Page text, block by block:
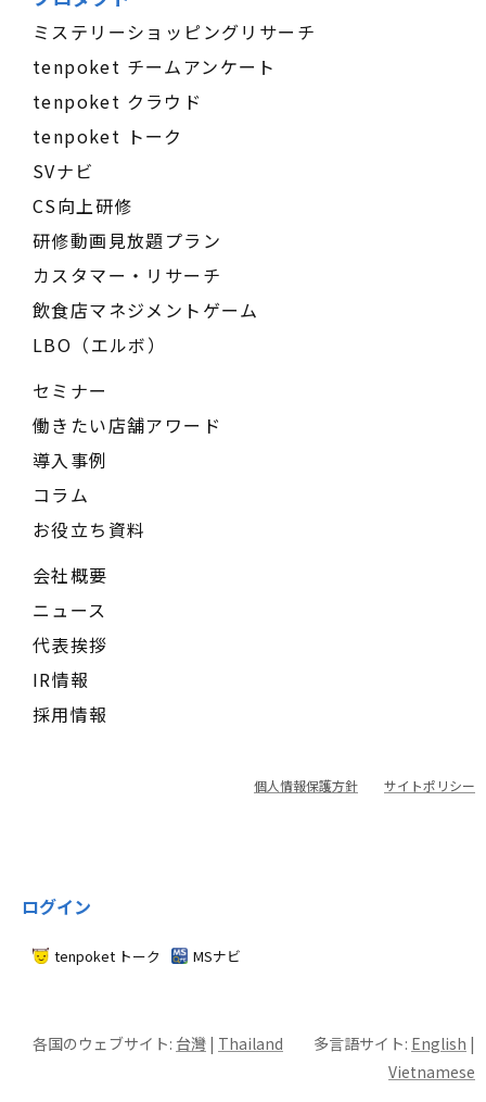
ミステリーショッピングリサーチ
tenpoket チームアンケート
tenpoket クラウド
tenpoket トーク
SVナビ
CS向上研修
研修動画見放題プラン
カスタマー・リサーチ
飲食店マネジメントゲーム
LBO（エルボ）
セミナー
働きたい店舗アワード
導入事例
コラム
お役立ち資料
会社概要
ニュース
代表挨拶
IR情報
採用情報
個人情報保護方針 サイトポリシー
ログイン
tenpoket トーク MSナビ
各国のウェブサイト: 台灣 | Thailand 多言語サイト: English |
Vietnamese